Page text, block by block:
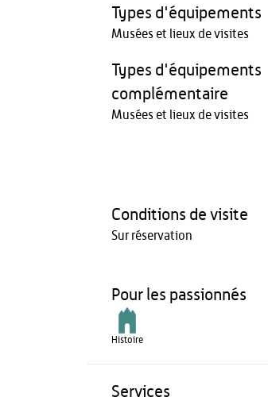
Types d'équipements
Musées et lieux de visites
Types d'équipements
complémentaire
Musées et lieux de visites
Conditions de visite
Sur réservation
Pour les passionnés
Histoire
Services